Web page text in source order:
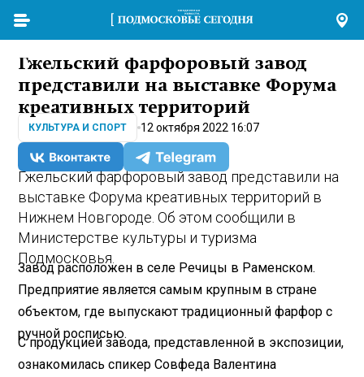
Гжельский фарфоровый завод
представили на выставке Форума
креативных территорий
КУЛЬТУРА И СПОРТ 12 октября 2022 16:07
Гжельский фарфоровый завод представили на
выставке Форума креативных территорий в
Нижнем Новгороде. Об этом сообщили в
Министерстве культуры и туризма
Подмосковья.
Завод расположен в селе Речицы в Раменском.
Предприятие является самым крупным в стране
объектом, где выпускают традиционный фарфор с
ручной росписью.
С продукцией завода, представленной в экспозиции,
ознакомилась спикер Совфеда Валентина